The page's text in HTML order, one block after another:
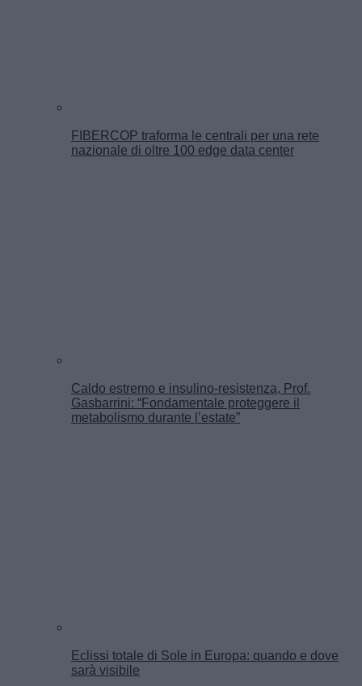
FIBERCOP traforma le centrali per una rete
nazionale di oltre 100 edge data center
Caldo estremo e insulino-resistenza, Prof.
Gasbarrini: “Fondamentale proteggere il
metabolismo durante l’estate”
Eclissi totale di Sole in Europa: quando e dove
sarà visibile